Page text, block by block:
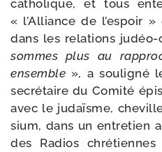
catho­lique, et tous
« l’Alliance de l’espoir
dans les rela­tions
sommes plus au
ensemble », a sou­li­gné
secré­taire du Comité
avec le judaïsme,
sium, dans un entre­tien
des Radios